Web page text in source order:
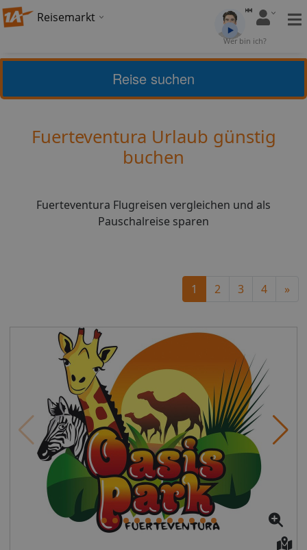
Reisemarkt
Wer bin ich?
Spanien Fuerteventura
4,15 (7) Bewerten
Fuerteventura Urlaub günstig
buchen
Fuerteventura Flugreisen vergleichen und als
Pauschalreise sparen
Reise suchen
1 2 3 4 »